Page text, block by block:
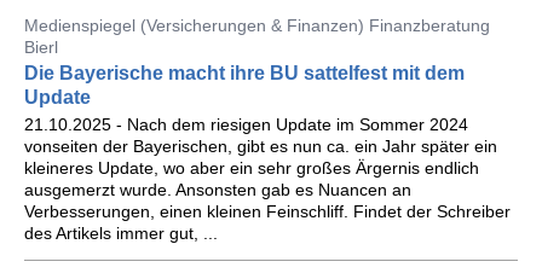
Medienspiegel (Versicherungen & Finanzen) Finanzberatung
Bierl
Die Bayerische macht ihre BU sattelfest mit dem
Update
21.10.2025 - Nach dem riesigen Update im Sommer 2024
vonseiten der Bayerischen, gibt es nun ca. ein Jahr später ein
kleineres Update, wo aber ein sehr großes Ärgernis endlich
ausgemerzt wurde. Ansonsten gab es Nuancen an
Verbesserungen, einen kleinen Feinschliff. Findet der Schreiber
des Artikels immer gut, ...